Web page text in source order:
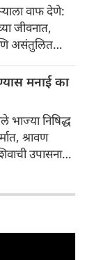
ठेवण्यास मदत
करते.
वाफ देणे:
जीवनात,
असंतुलित
होऊ शकतो.
मुरुमे
समस्या
मनाई का
भाज्या निषिद्ध
श्रावण
उपासना
जीवनशैलीचे